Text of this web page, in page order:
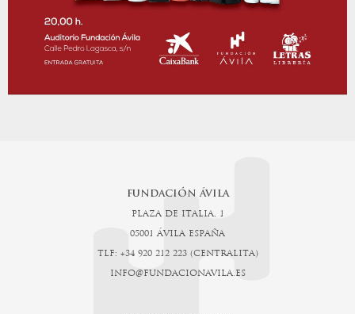
FUNDACIÓN ÁVILA
PLAZA DE ITALIA, 1
05001 ÁVILA ESPAÑA
TLF: +34 920 212 223 (CENTRALITA)
INFO@FUNDACIONAVILA.ES